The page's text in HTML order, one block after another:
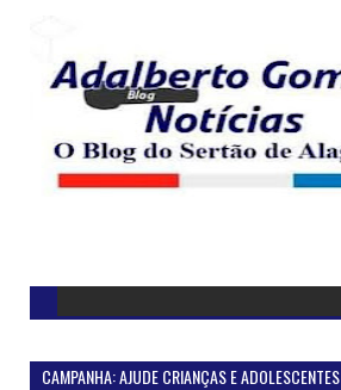
CAMPANHA: AJUDE CRIANÇAS E ADOLESCENTES